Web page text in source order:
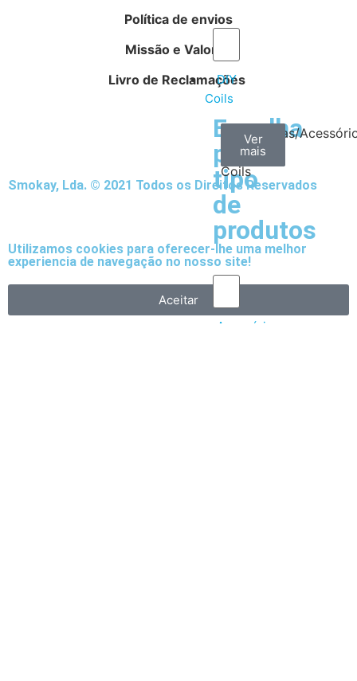
DIY
Coils
Escolha
por
tipo
de
produtos
Arame
Coils
Ver
mais
Algodão
Ver
mais
Ferramentas/
Ver
mais
Acessórios
Política de envios
Missão e Valores
Livro de Reclamações
Smokay, Lda. © 2021 Todos os Direitos Reservados
Utilizamos cookies para oferecer-lhe uma melhor
experiencia de navegação no nosso site!
Aceitar